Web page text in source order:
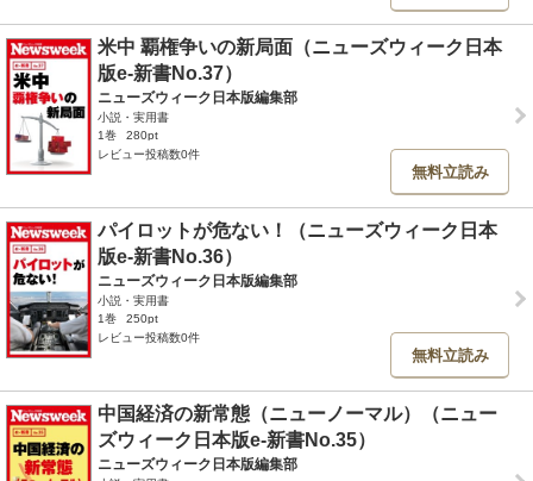
米中 覇権争いの新局面（ニューズウィーク日本
版e-新書No.37）
ニューズウィーク日本版編集部
小説・実用書
1巻
280pt
レビュー投稿数0件
無料立読み
パイロットが危ない！（ニューズウィーク日本
版e-新書No.36）
ニューズウィーク日本版編集部
小説・実用書
1巻
250pt
レビュー投稿数0件
無料立読み
中国経済の新常態（ニューノーマル）（ニュー
ズウィーク日本版e-新書No.35）
ニューズウィーク日本版編集部